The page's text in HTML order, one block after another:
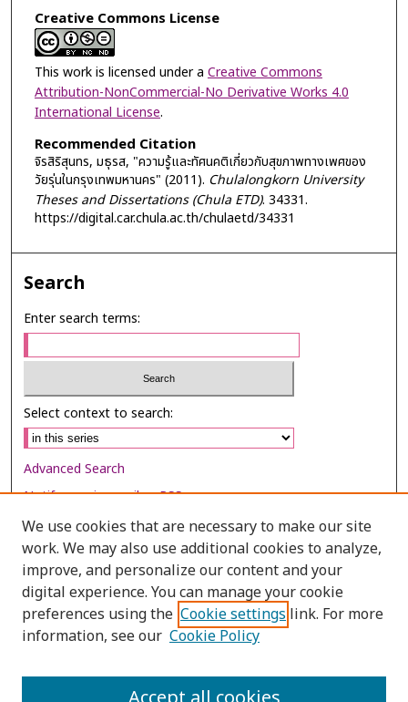
Creative Commons License
This work is licensed under a Creative Commons
Attribution-NonCommercial-No Derivative Works 4.0
International License.
Recommended Citation
จิรสิริสุนทร, มธุรส, "ความรู้และทัศนคติเกี่ยวกับสุขภาพทางเพศของ
วัยรุ่นในกรุงเทพมหานคร" (2011). Chulalongkorn University
Theses and Dissertations (Chula ETD). 34331.
https://digital.car.chula.ac.th/chulaetd/34331
Search
Enter search terms:
Select context to search:
Advanced Search
Notify me via email orRSS
Browse
Collections
Disciplines
Authors
We use cookies that are necessary to make our site
work. We may also use additional cookies to analyze,
improve, and personalize our content and your
digital experience. You can manage your cookie
preferences using the Cookie settings link. For more
information, see our Cookie Policy